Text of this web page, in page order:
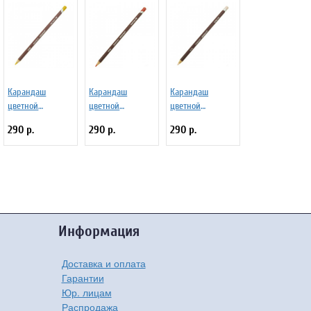
Карандаш
цветной
№C040 Кадмий
насыщенный
290 р.
Карандаш
цветной
№C090
Оранжевый
290 р.
Карандаш
цветной
Розовый мягкий
290 р.
Информация
Доставка и оплата
Гарантии
Юр. лицам
Распродажа